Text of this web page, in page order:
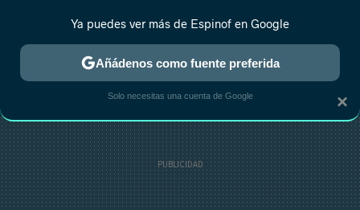
ESTRENOS REALITY ANIME RANKINGS CINE
×
Ya puedes ver más de Espinof en Google
Añádenos como fuente preferida
Solo necesitas una cuenta de Google